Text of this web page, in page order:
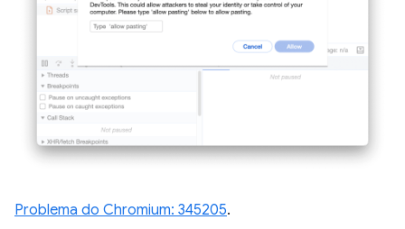
Problema do Chromium: 345205.